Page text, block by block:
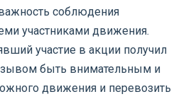
соблюдения
участниками движения.
участие в акции получил
быть внимательным и
движения и перевозить